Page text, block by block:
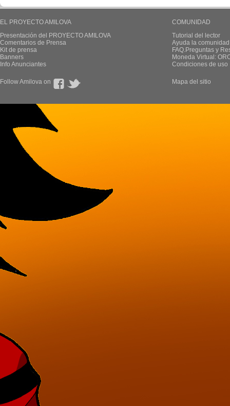
EL PROYECTO AMILOVA
Presentación del PROYECTO AMILOVA
Comentarios de Prensa
Kit de prensa
Banners
Info Anunciantes
COMUNIDAD
Tutorial del lector
Ayuda la
FAQ.Preguntas y
Moneda Virtual:
Condiciones de uso
Follow Amilova on Mapa del sitio